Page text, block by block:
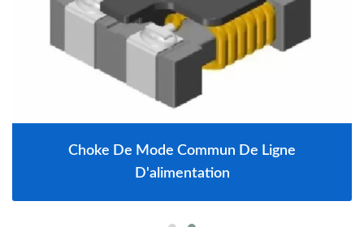
Choke De Mode Commun De Ligne
D'alimentation